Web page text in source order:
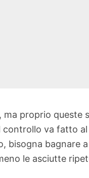
proprio
va fatto
bisogna bagnare
le asciutte